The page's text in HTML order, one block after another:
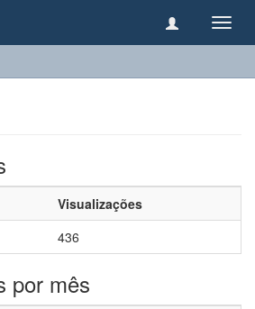
Visualizações
436
por mês